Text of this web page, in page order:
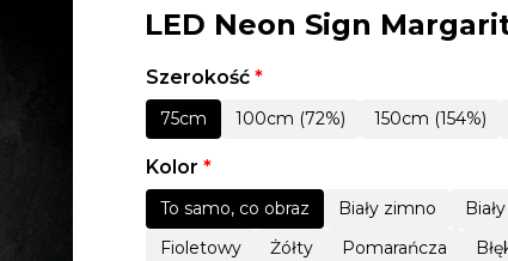
LED Neon Sign
Szerokość *
75cm 100cm (72%) 150cm (154%)
Kolor *
To samo, co obraz Biały zimno
Fioletowy
Żółty Pomarańcza